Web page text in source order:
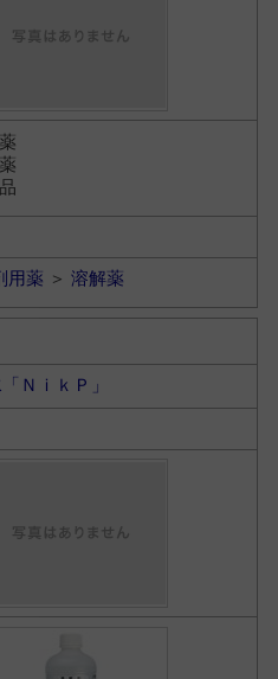
用薬 ＞溶解薬
ＮｉｋＰ」